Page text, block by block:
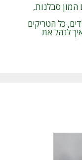
סבלנות,
כל הטריקים
לנהל את